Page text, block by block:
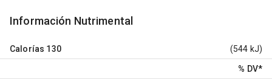
Información Nutrimental
Calorías 130 (544 kJ)
% DV*